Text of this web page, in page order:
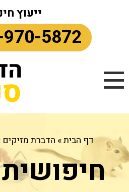
ייעוץ
5872
דף הבית» הדברת מזיקים